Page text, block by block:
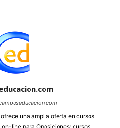
una amplia oferta en cursos
line para Oposiciones: cursos